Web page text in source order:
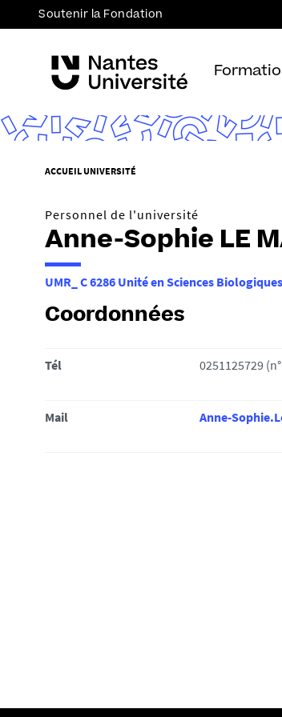
Soutenir la Fondation
V
u
ê
t
e
s
i
i
ACCUEIL UNIVERSITÉ
Personnel de l'université
Anne-Sophie LE
UMR_ C 6286 Unité en Sciences
Coordonnées
Tél 0251125729
Mail Anne-